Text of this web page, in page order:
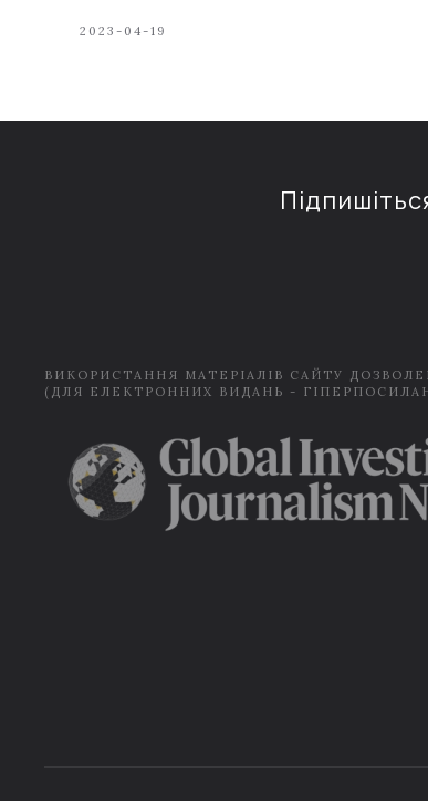
2023-04-19
ВИКОРИСТАННЯ МАТЕРІАЛІВ САЙТУ
(ДЛЯ ЕЛЕКТРОННИХ ВИДАНЬ -